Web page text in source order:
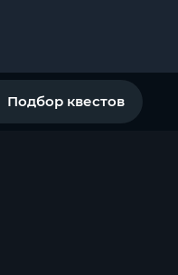
Подбор квестов